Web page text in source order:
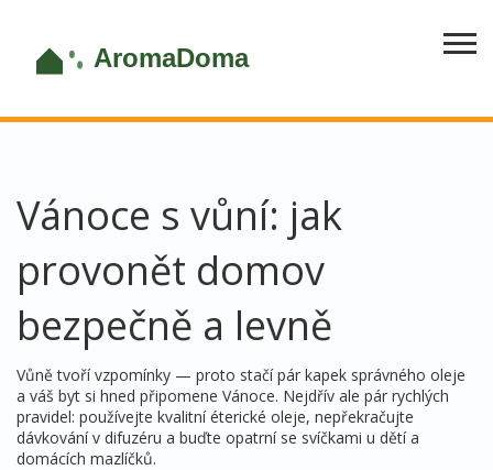
Vánoce s vůní: jak
provonět domov
bezpečně a levně
Vůně tvoří vzpomínky — proto stačí pár kapek správného oleje
a váš byt si hned připomene Vánoce. Nejdřív ale pár rychlých
pravidel: používejte kvalitní éterické oleje, nepřekračujte
dávkování v difuzéru a buďte opatrní se svíčkami u dětí a
domácích mazlíčků.